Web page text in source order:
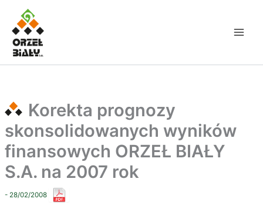
Przejdź
treści
Korekta prognozy
skonsolidowanych wyników
finansowych ORZEŁ BIAŁY
S.A. na 2007 rok
- 28/02/2008